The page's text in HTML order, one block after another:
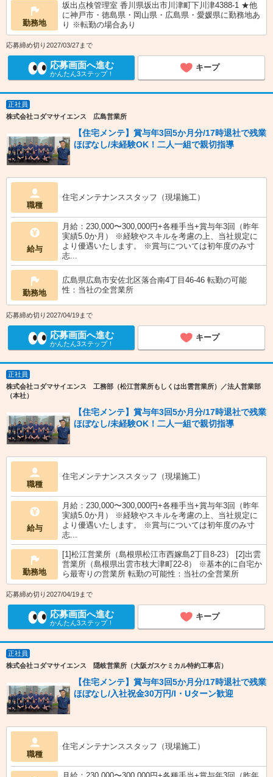
勤務地
坂出点検管理室 香川県坂出市川津町下川津4388-1 ★他
に神戸市・徳島県・岡山県・広島県・愛媛県に勤務地あ
り ※転勤の場合あり
応募締め切り2027/03/27まで
応募画面へ進む
かんたん3ステップ！
キープ
正社員
株式会社コダマサイエンス 広島営業所
【住宅メンテ】賞与年3回5か月分/17時退社で残業
ほぼなし/未経験OK！二人一組で親切指導
職種
住宅メンテナンススタッフ（現場施工）
給与
月給：230,000〜300,000円+各種手当+賞与年3回（昨年
実績5.0か月） ※経験やスキルを考慮の上、当社規定に
より優遇いたします。 ※賞与については初年度のみ寸
志...
勤務地
広島県広島市安佐北区落合南4丁目46-46 転勤の可能
性：当社の全営業所
応募締め切り2027/04/19まで
応募画面へ進む
かんたん3ステップ！
キープ
正社員
株式会社コダマサイエンス 工務部（松江営業所もしくは出雲営業所）／法人営業部
（本社）
【住宅メンテ】賞与年3回5か月分/17時退社で残業
ほぼなし/未経験OK！二人一組で親切指導
職種
住宅メンテナンススタッフ（現場施工）
給与
月給：230,000〜300,000円+各種手当+賞与年3回（昨年
実績5.0か月） ※経験やスキルを考慮の上、当社規定に
より優遇いたします。 ※賞与については初年度のみ寸
志...
勤務地
[1]松江営業所（島根県松江市西嫁島2丁目8-23） [2]出雲
営業所（島根県出雲市枝大津町22-8） ※基本的に自宅か
ら最寄りの営業所 転勤の可能性：当社の全営業所
応募締め切り2027/04/19まで
応募画面へ進む
かんたん3ステップ！
キープ
正社員
株式会社コダマサイエンス 隠岐営業所（大阪ガスケミカル特約工事店）
【住宅メンテ】賞与年3回5か月分/17時退社で残業
ほぼなし/入社祝金30万円/I・Uターン歓迎
職種
住宅メンテナンススタッフ（現場施工）